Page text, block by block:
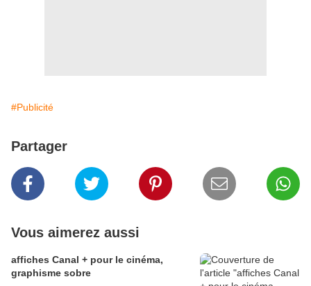
#Publicité
Partager
Vous aimerez aussi
affiches Canal + pour le cinéma,
graphisme sobre